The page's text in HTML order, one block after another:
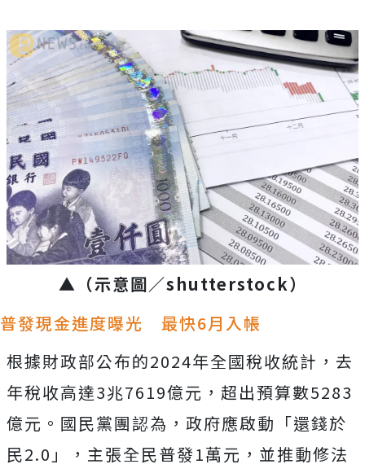
▲ （示意圖／shutterstock）
普發現金進度曝光 最快6月入帳
根據財政部公布的2024年全國稅收統計，去
年稅收高達3兆7619億元，超出預算數5283
億元。國民黨團認為，政府應啟動「還錢於
民2.0」，主張全民普發1萬元，並推動修法